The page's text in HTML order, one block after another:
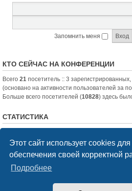
Этот сайт использует cookies для
обеспечения своей корректной
Подробнее
Запомнить меня
КТО СЕЙЧАС НА КОНФЕРЕНЦИИ
Всего 21 посетитель :: 3
(основано на активности пользователей за
Больше всего посетителей (10828) здесь
СТАТИСТИКА
•
Новый пользователь: nord-jeka
Список форумов
phpBB® Forum Software © phpBB